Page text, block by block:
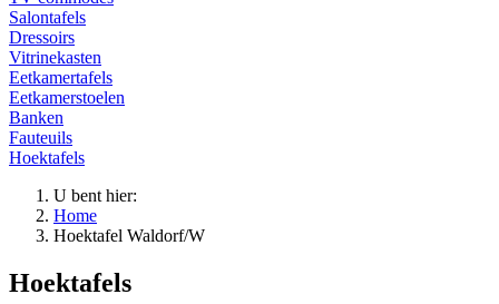
Salontafels
Dressoirs
Vitrinekasten
Eetkamertafels
Eetkamerstoelen
Banken
Fauteuils
Hoektafels
U bent hier:
Home
Hoektafel Waldorf/W
Hoektafels